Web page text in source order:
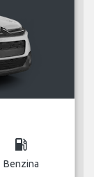
local_gas_station
Benzina